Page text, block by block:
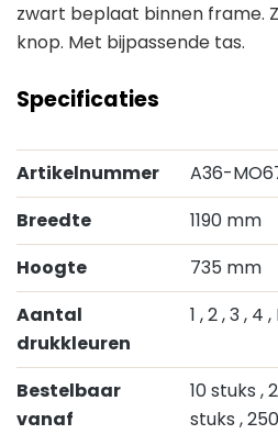
zwart beplaat binnen frame.
knop. Met bijpassende tas.
Specificaties
Artikelnummer
A36-
Breedte
1190 mm
Hoogte
735 mm
Aantal
drukkleuren
1 , 2, 3, 4 ,
Bestelbaar
vanaf
10 stuks ,
stuks ,